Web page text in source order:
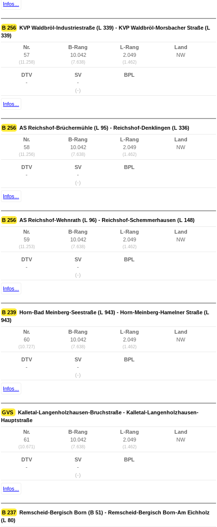
Infos...
B 256 KVP Waldbröl-Industriestraße (L 339) - KVP Waldbröl-Morsbacher Straße (L
339)
Nr.
57
(11.258)
B-Rang
10.042
(7.638)
L-Rang
2.049
(1.462)
Land
NW
DTV
-
SV
-
(-)
BPL
Infos...
B 256 AS Reichshof-Brüchermühle (L 95) - Reichshof-Denklingen (L 336)
Nr.
58
(11.256)
B-Rang
10.042
(7.638)
L-Rang
2.049
(1.462)
Land
NW
DTV
-
SV
-
(-)
BPL
Infos...
B 256 AS Reichshof-Wehnrath (L 96) - Reichshof-Schemmerhausen (L 148)
Nr.
59
(11.253)
B-Rang
10.042
(7.638)
L-Rang
2.049
(1.462)
Land
NW
DTV
-
SV
-
(-)
BPL
Infos...
B 239 Horn-Bad Meinberg-Seestraße (L 943) - Horn-Meinberg-Hamelner Straße (L
943)
Nr.
60
(10.727)
B-Rang
10.042
(7.638)
L-Rang
2.049
(1.462)
Land
NW
DTV
-
SV
-
(-)
BPL
Infos...
GVS
Kalletal-Langenholzhausen-Bruchstraße - Kalletal-Langenholzhausen-
Hauptstraße
Nr.
61
(10.671)
B-Rang
10.042
(7.638)
L-Rang
2.049
(1.462)
Land
NW
DTV
-
SV
-
(-)
BPL
Infos...
B 237 Remscheid-Bergisch Born (B 51) - Remscheid-Bergisch Born-Am Eichholz
(L 80)